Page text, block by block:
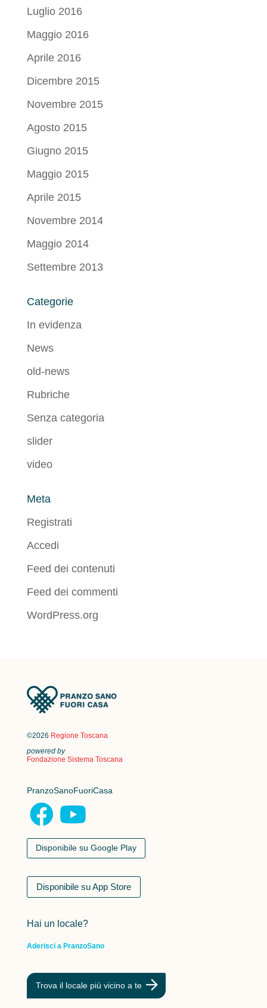
Luglio 2016
Maggio 2016
Aprile 2016
Dicembre 2015
Novembre 2015
Agosto 2015
Giugno 2015
Maggio 2015
Aprile 2015
Novembre 2014
Maggio 2014
Settembre 2013
Categorie
In evidenza
News
old-news
Rubriche
Senza categoria
slider
video
Meta
Registrati
Accedi
Feed dei contenuti
Feed dei commenti
WordPress.org
©2026 Regione Toscana
powered by
Fondazione Sistema Toscana
PranzoSanoFuoriCasa
Disponibile su Google Play
Disponibile su App Store
Hai un locale?
Aderisci a PranzoSano
Trova il locale più vicino a te